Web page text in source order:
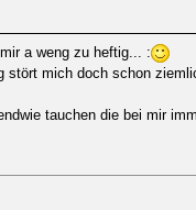
a weng zu heftig... :
mich doch schon
tauchen die bei mir